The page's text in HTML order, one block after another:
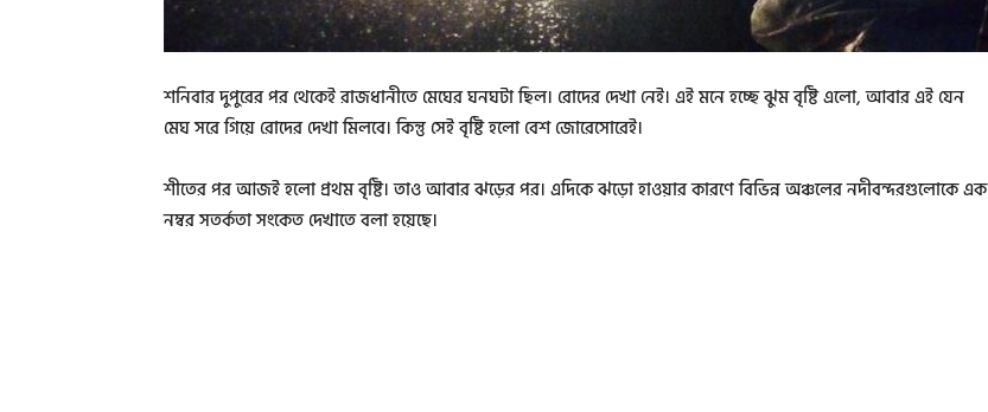
শনিবার দুপুরের পর থেকেই রাজধানীতে মেঘের ঘনঘটা ছিল। রোদের দেখা নেই। এই মনে হচ্ছে ঝুম বৃষ্টি এলো, আবার এই যেন
মেঘ সরে গিয়ে রোদের দেখা মিলবে। কিন্তু সেই বৃষ্টি হলো বেশ জোরেসোরেই।
শীতের পর আজই হলো প্রথম বৃষ্টি। তাও আবার ঝড়ের পর। এদিকে ঝড়ো হাওয়ার কারণে বিভিন্ন অঞ্চলের নদীবন্দরগুলোকে এক
নম্বর সতর্কতা সংকেত দেখাতে বলা হয়েছে।